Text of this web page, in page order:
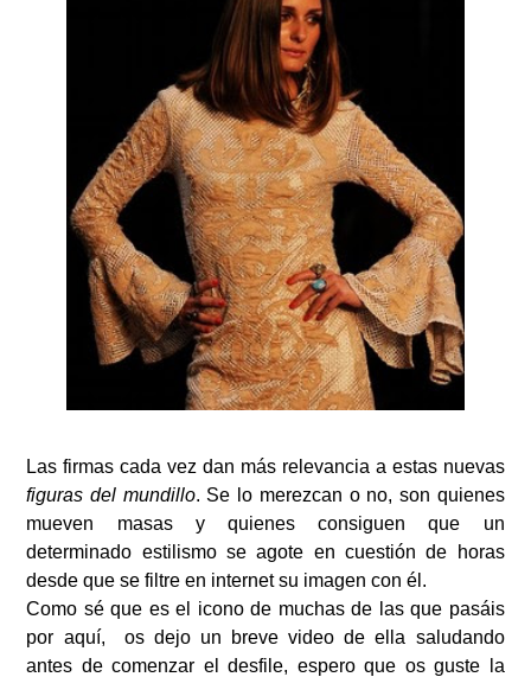
Las firmas cada vez dan más relevancia a estas nuevas
figuras del mundillo. Se lo merezcan o no, son quienes
mueven masas y quienes consiguen que un
determinado estilismo se agote en cuestión de horas
desde que se filtre en internet su imagen con él.
Como sé que es el icono de muchas de las que pasáis
por aquí, os dejo un breve video de ella saludando
antes de comenzar el desfile, espero que os guste la